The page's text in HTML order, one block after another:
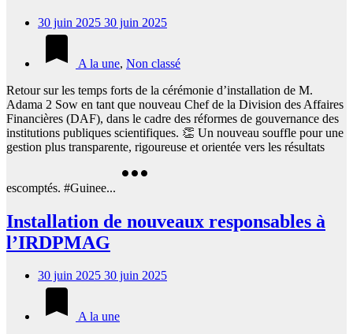
30 juin 2025 30 juin 2025
A la une, Non classé
Retour sur les temps forts de la cérémonie d’installation de M.
Adama 2 Sow en tant que nouveau Chef de la Division des Affaires
Financières (DAF), dans le cadre des réformes de gouvernance des
institutions publiques scientifiques. 👏 Un nouveau souffle pour une
gestion plus transparente, rigoureuse et orientée vers les résultats
escomptés. #Guinee...
Installation de nouveaux responsables à
l’IRDPMAG
30 juin 2025 30 juin 2025
A la une